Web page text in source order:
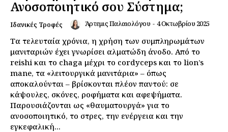
Ανοσοποιητικό σου Σύστημα;
Ιδανικές Τροφές Άρτεμις Παλαιολόγου - 4 Οκτωβρίου 2025
Τα τελευταία χρόνια, η χρήση των συμπληρωμάτων
μανιταριών έχει γνωρίσει αλματώδη άνοδο. Από το
reishi και το chaga μέχρι το cordyceps και το lion’s
mane, τα «λειτουργικά μανιτάρια» – όπως
αποκαλούνται – βρίσκονται πλέον παντού: σε
κάψουλες, σκόνες, ροφήματα και αφεψήματα.
Παρουσιάζονται ως «θαυματουργά» για το
ανοσοποιητικό, το στρες, την ενέργεια και την
εγκεφαλική...